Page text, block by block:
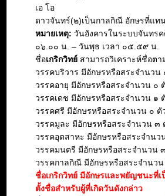
เอ โอ
ดาวจันทร์(๒)เป็นกาลกิณี อักษรที่แท
หมายเหตุ: วันอังคารในระบบจันทรค
๐๖.๐๐ น. – วันพุธ เวลา ๐๕.๕๙ น.
ชื่อเกริกวิทย์ สามารถวิเคราะห์ชื่อต
วรรคบริวาร มีอักษรหรือสระจำนวน
วรรคอายุ มีอักษรหรือสระจำนวน ๐
วรรคเดช มีอักษรหรือสระจำนวน ๑
วรรคศรี มีอักษรหรือสระจำนวน ๐ ตั
วรรคมูละ มีอักษรหรือสระจำนวน ๓
วรรคอุตสาหะ มีอักษรหรือสระจำนว
วรรคมนตรี มีอักษรหรือสระจำนวน
วรรคกาลกิณี มีอักษรหรือสระจำนว
ชื่อเกริกวิทย์ มีอักษรและพยัญชนะที่
ตั้งชื่อสำหรับผู้ที่เกิดวันดังกล่าว